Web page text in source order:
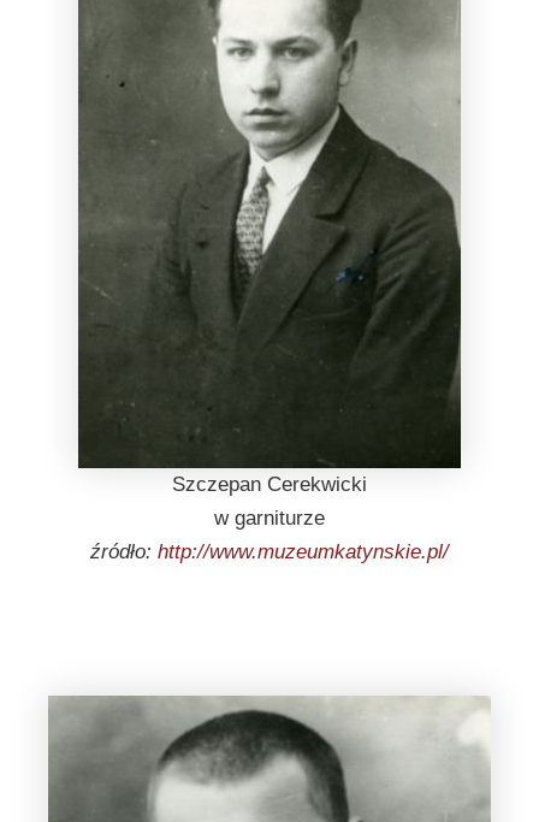
Szczepan Cerekwicki
w garniturze
źródło: http://www.muzeumkatynskie.pl/